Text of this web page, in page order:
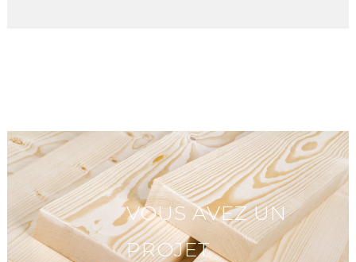
VOUS AVEZ UN
PROJET